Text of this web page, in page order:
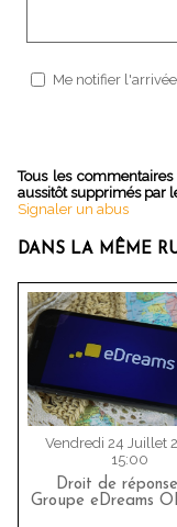
Me notifier
Tous les
aussitôt supprimés par
Signaler un abus
DANS LA MÊME
Vendredi 24 Juillet
15:00
Droit de
Groupe eDreams